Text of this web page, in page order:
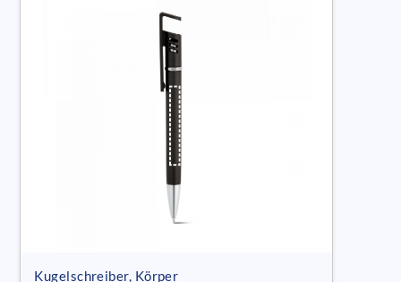
Kugelschreiber, Körper